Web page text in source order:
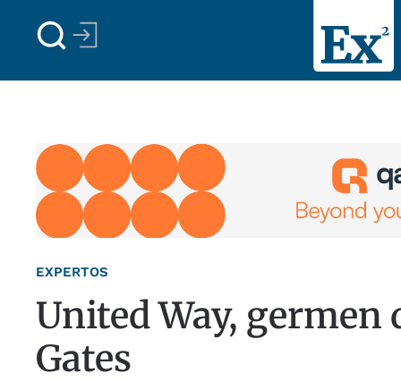
Skip to main content
EXPERTOS
United Way,
Gates